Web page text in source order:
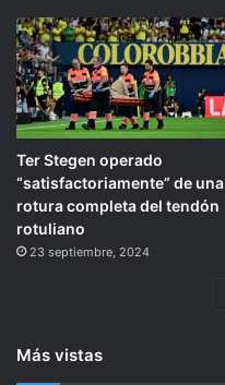
Ter Stegen operado
“satisfactoriamente” de una
rotura completa del tendón
rotuliano
23 septiembre, 2024
Más vistas